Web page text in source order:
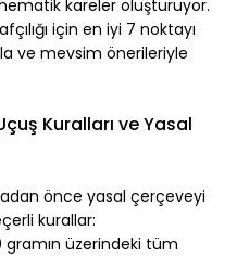
kareler oluşturuyor.
için en iyi 7 noktayı
ve mevsim önerileriyle
Kuralları ve Yasal
önce yasal çerçeveyi
kurallar:
gramın üzerindeki tüm